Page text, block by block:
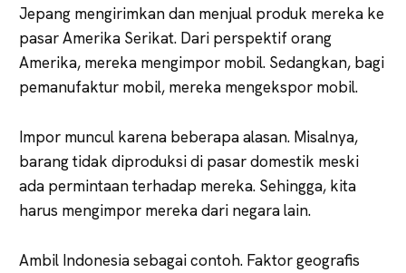
Jepang mengirimkan dan menjual produk mereka ke
pasar Amerika Serikat. Dari perspektif orang
Amerika, mereka mengimpor mobil. Sedangkan, bagi
pemanufaktur mobil, mereka mengekspor mobil.
Impor muncul karena beberapa alasan. Misalnya,
barang tidak diproduksi di pasar domestik meski
ada permintaan terhadap mereka. Sehingga, kita
harus mengimpor mereka dari negara lain.
Ambil Indonesia sebagai contoh. Faktor geografis